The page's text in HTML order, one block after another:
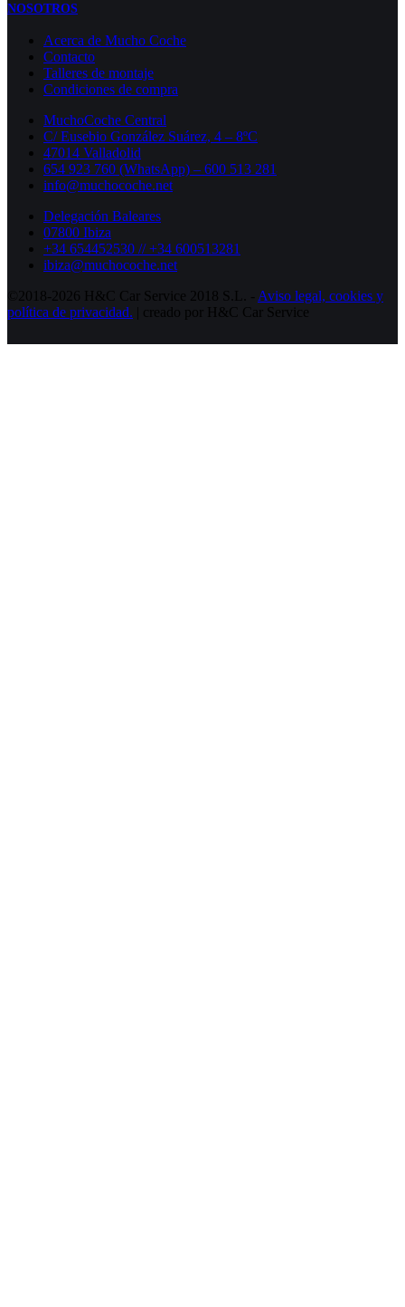
NOSOTROS
Acerca de Mucho Coche
Contacto
Talleres de montaje
Condiciones de compra
MuchoCoche Central
C/ Eusebio González Suárez, 4 – 8ºC
47014 Valladolid
654 923 760 (WhatsApp) – 600 513 281
info@muchocoche.net
Delegación Baleares
07800 Ibiza
+34 654452530 // +34 600513281
ibiza@muchocoche.net
©2018-2026 H&C Car Service 2018 S.L. - Aviso legal, cookies y
política de privacidad. | creado por H&C Car Service